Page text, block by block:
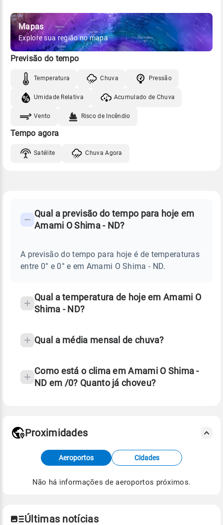
Mapas
Explore sua região no mapa
Previsão do tempo
Temperatura Chuva Pressão
Umidade Relativa Acumulado de Chuva
Vento Risco de Incêndio
Tempo agora
Satélite Chuva Agora
TEMPO
Perguntas
sobre
chuva
temperatura
Qual a previsão do tempo para hoje em
Amami O Shima - ND?
A previsão do tempo para hoje é de temperaturas
entre 0° e 0° e em Amami O Shima - ND.
Qual a temperatura de hoje em Amami O
Shima - ND?
Qual a média mensal de chuva?
Como está o clima em Amami O Shima -
ND em /0? Quanto já choveu?
Fonte: dados combinados de estações
meteorológicas e satélite do Centro de Previsão
de Tempo e Estudos Climáticos (CPTEC).
Proximidades
Aeroportos Cidades
Não há informações de aeroportos próximos.
Últimas notícias